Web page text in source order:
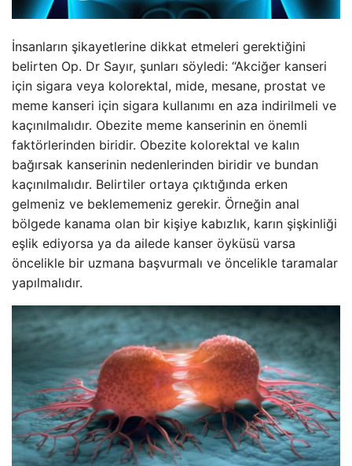
İnsanların şikayetlerine dikkat etmeleri gerektiğini
belirten Op. Dr Sayır, şunları söyledi: “Akciğer kanseri
için sigara veya kolorektal, mide, mesane, prostat ve
meme kanseri için sigara kullanımı en aza indirilmeli ve
kaçınılmalıdır. Obezite meme kanserinin en önemli
faktörlerinden biridir. Obezite kolorektal ve kalın
bağırsak kanserinin nedenlerinden biridir ve bundan
kaçınılmalıdır. Belirtiler ortaya çıktığında erken
gelmeniz ve beklememeniz gerekir. Örneğin anal
bölgede kanama olan bir kişiye kabızlık, karın şişkinliği
eşlik ediyorsa ya da ailede kanser öyküsü varsa
öncelikle bir uzmana başvurmalı ve öncelikle taramalar
yapılmalıdır.